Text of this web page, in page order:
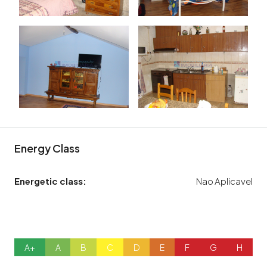
Energy Class
Energetic class: Nao Aplicavel
A+ A B C D E F G H